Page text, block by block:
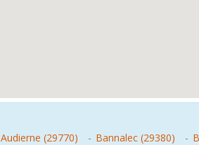
Audierne (29770) - Bannalec (29380) -